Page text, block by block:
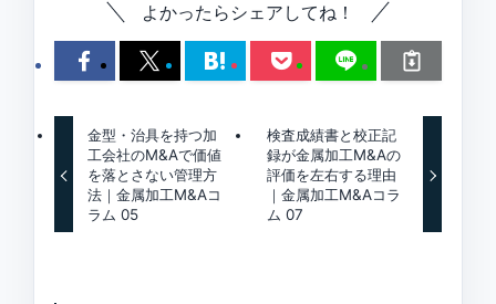
よかったらシェアしてね！
金型・治具を持つ加
工会社のM&Aで価値
を落とさない管理方
法｜金属加工M&Aコ
ラム 05
検査成績書と校正記
録が金属加工M&Aの
評価を左右する理由
｜金属加工M&Aコラ
ム 07